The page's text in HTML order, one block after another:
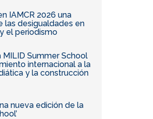
IAMCR 2026 una
las desigualdades en
el periodismo
MILID Summer School
internacional a la
y la construcción
nueva edición de la